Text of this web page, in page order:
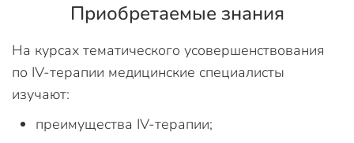
Приобретаемые знания
На курсах тематического усовершенствования
по IV-терапии медицинские специалисты
изучают:
преимущества IV-терапии;